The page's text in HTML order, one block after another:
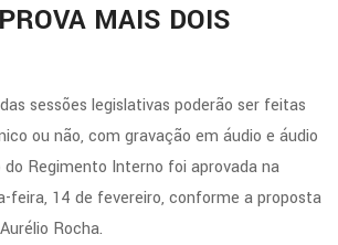
MAIS DOIS
sessões legislativas poderão ser feitas
ou não, com gravação em áudio e áudio
do Regimento Interno foi aprovada na
feira, 14 de fevereiro, conforme a proposta
Rocha.